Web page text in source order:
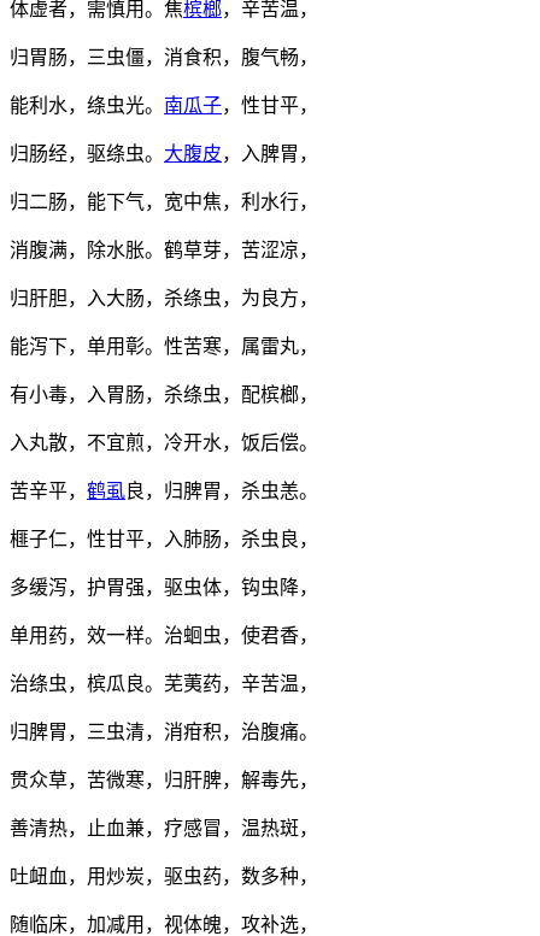
体虚者，需慎用。焦槟榔，辛苦温，
归胃肠，三虫僵，消食积，腹气畅，
能利水，绦虫光。 南瓜子，性甘平，
归肠经，驱绦虫。 大腹皮，入脾胃，
归二肠，能下气，宽中焦，利水行，
消腹满，除水胀。鹤草芽，苦涩凉，
归肝胆，入大肠，杀绦虫，为良方，
能泻下，单用彰。性苦寒，属雷丸，
有小毒，入胃肠，杀绦虫，配槟榔，
入丸散，不宜煎，冷开水，饭后偿。
苦辛平， 鹤虱 良，归脾胃，杀虫恙。
榧子仁，性甘平，入肺肠，杀虫良，
多缓泻，护胃强，驱虫体，钩虫降，
单用药，效一样。治蛔虫，使君香，
治绦虫，槟瓜良。芜荑药，辛苦温，
归脾胃，三虫清，消疳积，治腹痛。
贯众草，苦微寒，归肝脾，解毒先，
善清热，止血兼，疗感冒，温热斑，
吐衄血，用炒炭，驱虫药，数多种，
随临床，加减用，视体魄，攻补选，